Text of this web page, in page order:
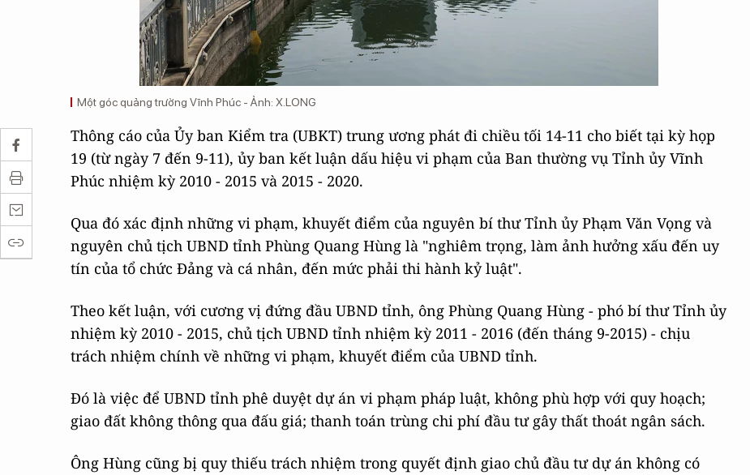
Một góc quảng trường Vĩnh Phúc - Ảnh: X.LONG
Thông cáo của Ủy ban Kiểm tra (UBKT) trung ương phát đi chiều tối 14-11 cho biết tại kỳ họp
19 (từ ngày 7 đến 9-11), ủy ban kết luận dấu hiệu vi phạm của Ban thường vụ Tỉnh ủy Vĩnh
Phúc nhiệm kỳ 2010 - 2015 và 2015 - 2020.
Qua đó xác định những vi phạm, khuyết điểm của nguyên bí thư Tỉnh ủy Phạm Văn Vọng và
nguyên chủ tịch UBND tỉnh Phùng Quang Hùng là "nghiêm trọng, làm ảnh hưởng xấu đến uy
tín của tổ chức Đảng và cá nhân, đến mức phải thi hành kỷ luật".
Theo kết luận, với cương vị đứng đầu UBND tỉnh, ông Phùng Quang Hùng - phó bí thư Tỉnh ủy
nhiệm kỳ 2010 - 2015, chủ tịch UBND tỉnh nhiệm kỳ 2011 - 2016 (đến tháng 9-2015) - chịu
trách nhiệm chính về những vi phạm, khuyết điểm của UBND tỉnh.
Đó là việc để UBND tỉnh phê duyệt dự án vi phạm pháp luật, không phù hợp với quy hoạch;
giao đất không thông qua đấu giá; thanh toán trùng chi phí đầu tư gây thất thoát ngân sách.
Ông Hùng cũng bị quy thiếu trách nhiệm trong quyết định giao chủ đầu tư dự án không có